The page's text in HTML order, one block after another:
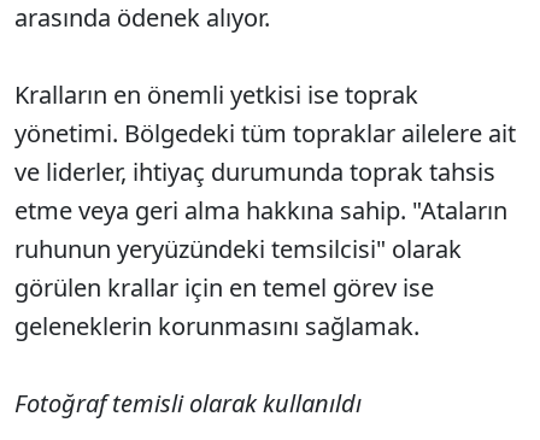
arasında ödenek alıyor.
Kralların en önemli yetkisi ise toprak
yönetimi. Bölgedeki tüm topraklar ailelere ait
ve liderler, ihtiyaç durumunda toprak tahsis
etme veya geri alma hakkına sahip. "Ataların
ruhunun yeryüzündeki temsilcisi" olarak
görülen krallar için en temel görev ise
geleneklerin korunmasını sağlamak.
Fotoğraf temisli olarak kullanıldı